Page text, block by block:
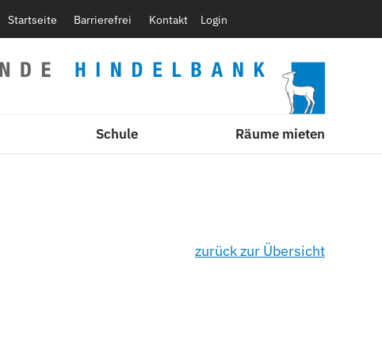
Startseite Barrierefrei Kontakt Login
Schule Räume mieten
zurück zur Übersicht